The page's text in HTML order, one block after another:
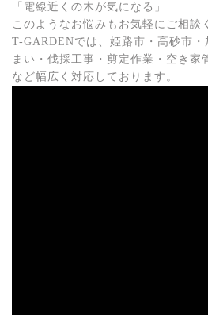
「電線近くの木が気になる」
このようなお悩みもお気軽にご相談
T-GARDENでは、姫路市・高砂市
まい・伐採工事・剪定作業・空き家
など幅広く対応しております。